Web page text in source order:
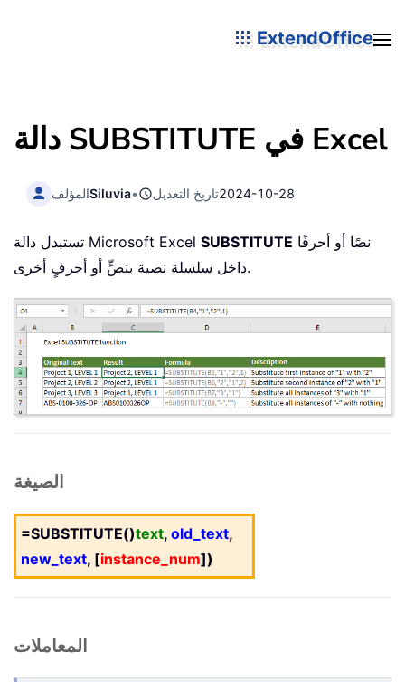
ExtendOffice
دالة SUBSTITUTE في Excel
المؤلفSiluvia• تاريخ التعديل2024-10-28
تستبدل دالة Microsoft Excel SUBSTITUTE
داخل سلسلة نصية بنصٍّ أو أحرفٍ أخرى.
الصيغة
=SUBSTITUTE()text, old_text,
new_text, [instance_num])
المعاملات